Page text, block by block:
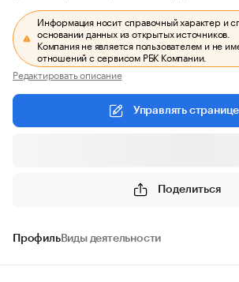
Информация носит справочный характер и
основании данных из открытых источников.
Компания не является пользователем и не
отношений с сервисом РБК Компании.
Редактировать описание
Управлять
Поделиться
ПрофильВиды деятельности